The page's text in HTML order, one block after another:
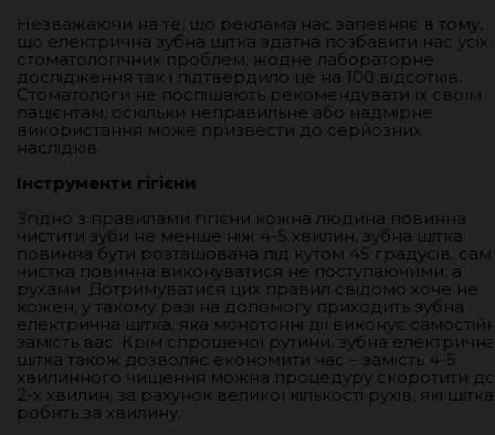
Незважаючи на те, що реклама нас запевняє в тому,
що електрична зубна щітка здатна позбавити нас усіх
стоматологічних проблем, жодне лабораторне
дослідження так і підтвердило це на 100 відсотків.
Стоматологи не поспішають рекомендувати їх своїм
пацієнтам, оскільки неправильне або надмірне
використання може призвести до серйозних
наслідків.
Інструменти гігієни
Згідно з правилами гігієни кожна людина повинна
чистити зуби не менше ніж 4-5 хвилин, зубна щітка
повинна бути розташована під кутом 45 градусів,
чистка повинна виконуватися не поступаючими, а
рухами. Дотримуватися цих правил свідомо хоче не
кожен, у такому разі на допомогу приходить зубна
електрична щітка, яка монотонні дії виконує
замість вас. Крім спрощеної рутини, зубна електрична
щітка також дозволяє економити час – замість 4-5
хвилинного чищення можна процедуру скоротити до
2-х хвилин, за рахунок великої кількості рухів, які щітка
робить за хвилину.